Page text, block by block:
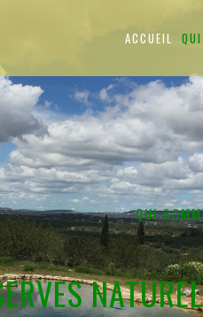
ACCUEIL
​QUI